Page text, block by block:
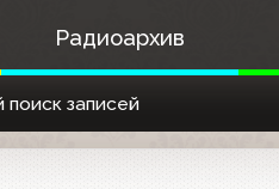
Радиоархив
записей